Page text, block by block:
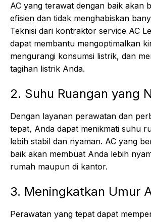
AC yang terawat dengan baik akan
efisien dan tidak menghabiskan
Teknisi dari kontraktor service AC
dapat membantu mengoptimalkan
mengurangi konsumsi listrik, dan
tagihan listrik Anda.
2. Suhu Ruangan yang
Dengan layanan perawatan dan
tepat, Anda dapat menikmati suhu
lebih stabil dan nyaman. AC yang
baik akan membuat Anda lebih
rumah maupun di kantor.
3. Meningkatkan Umur
Perawatan yang tepat dapat